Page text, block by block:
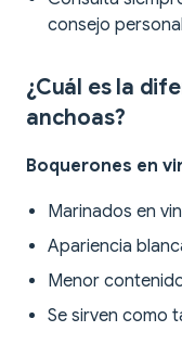
consejo
¿Cuál es la
anchoas?
Boquerones en
Marinados en
Apariencia
Menor
Se sirven como